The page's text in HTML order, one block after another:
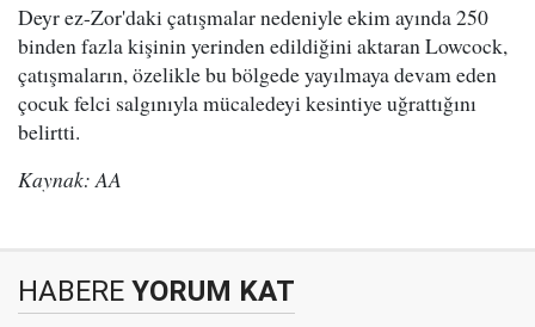
Deyr ez-Zor'daki çatışmalar nedeniyle ekim ayında 250
binden fazla kişinin yerinden edildiğini aktaran Lowcock,
çatışmaların, özelikle bu bölgede yayılmaya devam eden
çocuk felci salgınıyla mücaledeyi kesintiye uğrattığını
belirtti.
Kaynak: AA
HABERE YORUM KAT